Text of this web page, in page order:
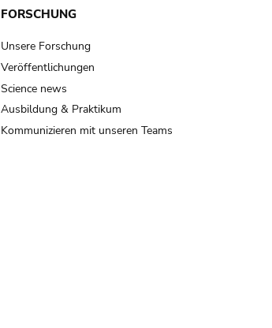
FORSCHUNG
Unsere Forschung
Veröffentlichungen
Science news
Ausbildung & Praktikum
Kommunizieren mit unseren Teams